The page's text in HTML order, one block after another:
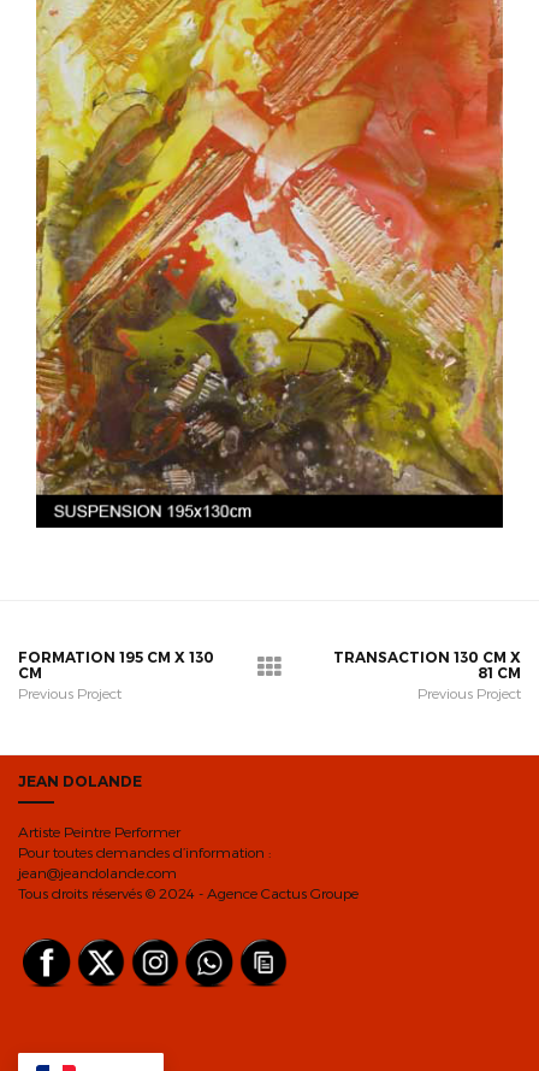
FORMATION 195 CM X 130
CM
Previous Project
TRANSACTION 130 CM X
81 CM
Previous Project
JEAN DOLANDE
Artiste Peintre Performer
Pour toutes demandes d’information :
jean@jeandolande.com
Tous droits réservés © 2024 - Agence Cactus Groupe